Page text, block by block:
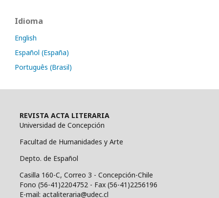
Idioma
English
Español (España)
Português (Brasil)
REVISTA ACTA LITERARIA
Universidad de Concepción
Facultad de Humanidades y Arte
Depto. de Español
Casilla 160-C, Correo 3 - Concepción-Chile
Fono (56-41)2204752 - Fax (56-41)2256196
E-mail: actaliteraria@udec.cl